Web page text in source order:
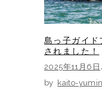
島っ子ガイ
されました！
2025年11月6日
by kaito-